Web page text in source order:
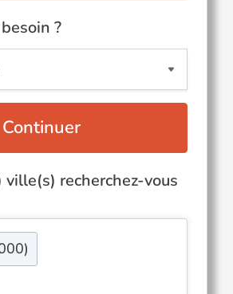
?
Continuer
recherchez-vous